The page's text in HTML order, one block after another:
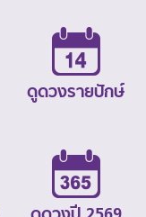
ดูดวงรายปักษ์